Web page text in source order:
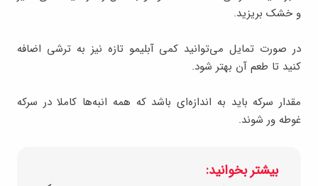
و خشک بریزید.
در صورت تمایل می‌توانید کمی آبلیمو تازه نیز به ترشی اضافه
کنید تا طعم آن بهتر شود.
مقدار سرکه باید به اندازه‌ای باشد که همه انبه‌ها کاملا در سرکه
غوطه ور شوند.
بیشتر بخوانید: